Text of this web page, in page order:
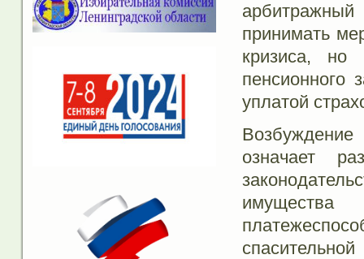
принимать
кризиса, но
пенсионного
уплатой
означает